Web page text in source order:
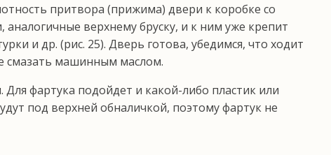
притвора (прижима) двери к коробке со
верхнему бруску, и к ним уже кре­пит
и др. (рис. 25). Дверь готова, убедимся, что хо­дит
смазать машинным маслом.
фартука подойдет и какой-либо пластик или
под верхней обналичкой, поэтому фартук не